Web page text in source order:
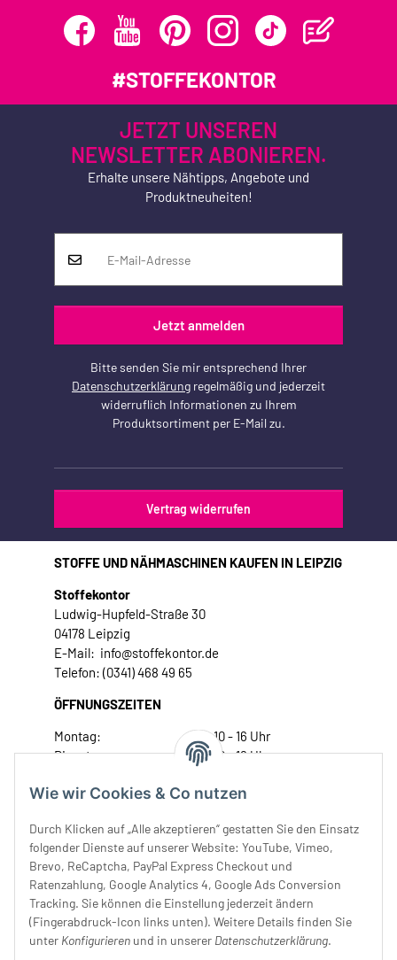
Wie wir Cookies & Co nutzen
Durch Klicken auf „Alle akzeptieren“ gestatten Sie den Einsatz
folgender Dienste auf unserer Website: YouTube, Vimeo,
Brevo, ReCaptcha, PayPal Express Checkout und
Ratenzahlung, Google Analytics 4, Google Ads Conversion
Tracking. Sie können die Einstellung jederzeit ändern
(Fingerabdruck-Icon links unten). Weitere Details finden Sie
unter Konfigurieren und in unserer Datenschutzerklärung.
#STOFFEKONTOR
JETZT UNSEREN
NEWSLETTER ABONIEREN.
Erhalte unsere Nähtipps, Angebote und
Produktneuheiten!
Jetzt anmelden
Bitte senden Sie mir entsprechend Ihrer
Datenschutzerklärung regelmäßig und jederzeit
widerruflich Informationen zu Ihrem
Produktsortiment per E-Mail zu.
Vertrag widerrufen
STOFFE UND NÄHMASCHINEN KAUFEN IN LEIPZIG
Stoffekontor
Ludwig-Hupfeld-Straße 30
04178 Leipzig
E-Mail: info@stoffekontor.de
Telefon: (0341) 468 49 65
ÖFFNUNGSZEITEN
Montag:
10 - 16 Uhr
Dienstag:
10 - 16 Uhr
Donnerstag:
10 - 18 Uhr
Samstag:
10 - 14 Uhr
Unser Service
Rechtliches